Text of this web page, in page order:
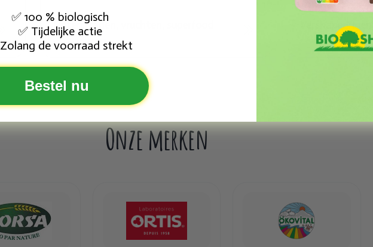
Noten, zaden, vruchten, superfood
5 subcategorieën
Versnaperingen
3 subcategorieën
Onze merken
✅100 % biologisch
✅Tijdelijke actie
Zolang de voorraad strekt
Bestel nu